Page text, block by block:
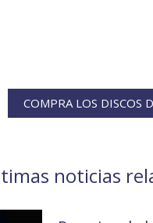
COMPRA LOS DISCOS
noticias